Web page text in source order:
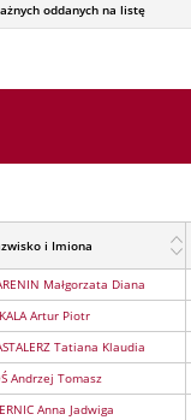
oddanych na listę
i Imiona
Małgorzata Diana
Artur Piotr
Tatiana Klaudia
Andrzej Tomasz
Anna Jadwiga